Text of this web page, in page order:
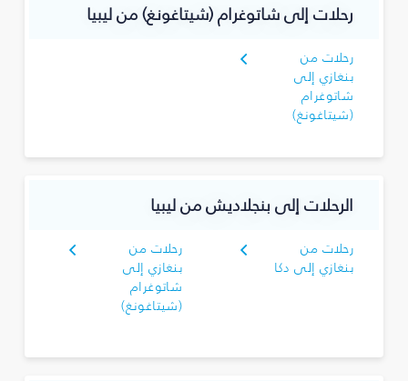
رحلات إلى شاتوغرام (شيتاغونغ) من ليبيا
رحلات من
بنغازي إلى
شاتوغرام
(شيتاغونغ)
الرحلات إلى بنجلاديش من ليبيا
رحلات من
بنغازي إلى دكا
رحلات من
بنغازي إلى
شاتوغرام
(شيتاغونغ)